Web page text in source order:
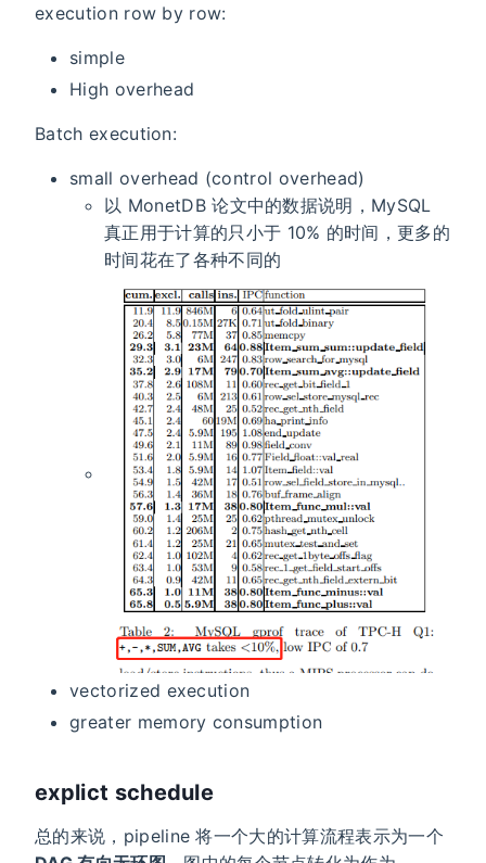
execution row by row:
simple
High overhead
Batch execution:
small overhead (control overhead)
以 MonetDB 论文中的数据说明，MySQL
真正用于计算的只小于 10% 的时间，更多的
时间花在了各种不同的
vectorized execution
greater memory consumption
explict schedule
总的来说，pipeline 将一个大的计算流程表示为一个